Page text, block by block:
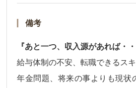
備考
『あと一つ、収入源があれば・・
給与体制の不安、転職できるスキ
年金問題、将来の事よりも現状